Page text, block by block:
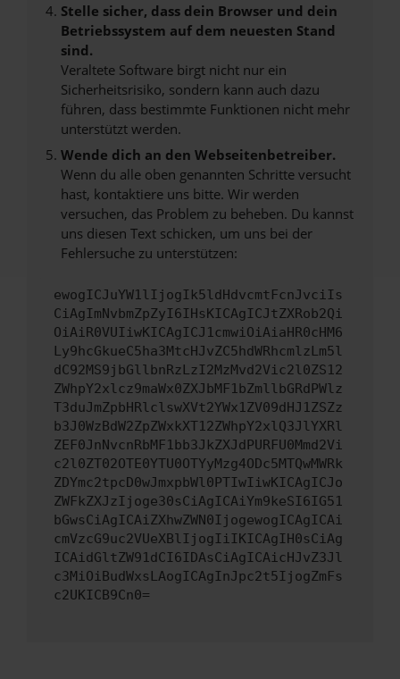
Stelle sicher, dass dein Browser und dein
Betriebssystem auf dem neuesten Stand
sind.
Veraltete Software birgt nicht nur ein
Sicherheitsrisiko, sondern kann auch dazu
führen, dass bestimmte Funktionen nicht mehr
unterstützt werden.
Wende dich an den Webseitenbetreiber.
Wenn du alle oben genannten Schritte versucht
hast, kontaktiere uns bitte. Wir werden
versuchen, das Problem zu beheben. Du kannst
uns diesen Text schicken, um uns bei der
Fehlersuche zu unterstützen:
ewogICJuYW1lIjogIk5ldHdvcmtFcnJvciIs
CiAgImNvbmZpZyI6IHsKICAgICJtZXRob2Qi
OiAiR0VUIiwKICAgICJ1cmwiOiAiaHR0cHM6
Ly9hcGkueC5ha3MtcHJvZC5hdWRhcmlzLm5l
dC92MS9jbGllbnRzLzI2MzMvd2Vic2l0ZS12
ZWhpY2xlcz9maWx0ZXJbMF1bZmllbGRdPWlz
T3duJmZpbHRlclswXVt2YWx1ZV09dHJ1ZSZz
b3J0WzBdW2ZpZWxkXT12ZWhpY2xlQ3JlYXRl
ZEF0JnNvcnRbMF1bb3JkZXJdPURFU0Mmd2Vi
c2l0ZT02OTE0YTU0OTYyMzg4ODc5MTQwMWRk
ZDYmc2tpcD0wJmxpbWl0PTIwIiwKICAgICJo
ZWFkZXJzIjoge30sCiAgICAiYm9keSI6IG51
bGwsCiAgICAiZXhwZWN0IjogewogICAgICAi
cmVzcG9uc2VUeXBlIjogIiIKICAgIH0sCiAg
ICAidGltZW91dCI6IDAsCiAgICAicHJvZ3Jl
c3MiOiBudWxsLAogICAgInJpc2t5IjogZmFs
c2UKICB9Cn0=